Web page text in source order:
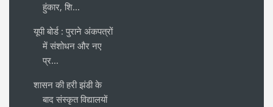
हुंकार, शि...
यूपी बोर्ड : पुराने अंकपत्रों
में संशोधन और नए
प्र...
शासन की हरी झंडी के
बाद संस्कृत विद्यालयों